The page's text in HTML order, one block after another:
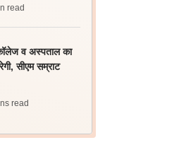
read
व अस्पताल का
सीएम सम्राट
read